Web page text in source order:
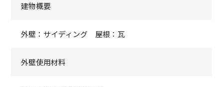
建物概要
外壁：サイディング 屋根：瓦
外壁使用材料